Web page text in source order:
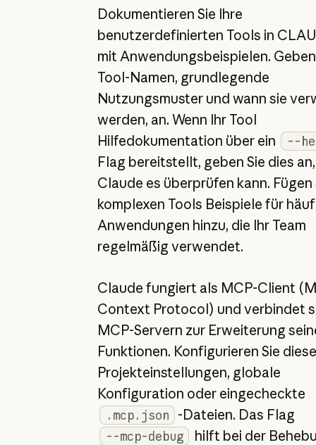
Dokumentieren Sie Ihre
benutzerdefinierten Tools in
mit Anwendungsbeispielen.
Tool-Namen, grundlegende
Nutzungsmuster und wann sie
werden, an. Wenn Ihr Tool
Hilfedokumentation über ein
--
Flag bereitstellt, geben Sie dies
Claude es überprüfen kann. Fügen
komplexen Tools Beispiele für
Anwendungen hinzu, die Ihr Team
regelmäßig verwendet.
Claude fungiert als MCP-Client
Context Protocol) und verbindet
MCP-Servern zur Erweiterung
Funktionen. Konfigurieren Sie
Projekteinstellungen, globale
Konfiguration oder eingecheckte
.mcp.json -Dateien. Das Flag
--mcp-debug
hilft bei der